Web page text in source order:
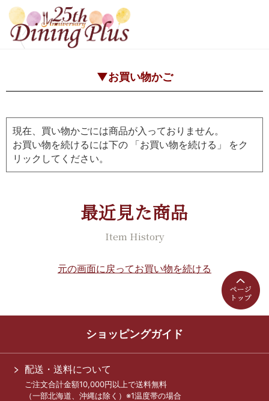
▼お買い物かご
現在、買い物かごには商品が入っておりません。
お買い物を続けるには下の 「お買い物を続ける」 をク
リックしてください。
最近見た商品
Item History
元の画面に戻ってお買い物を続ける
ショッピングガイド
配送・送料について
ご注文合計金額10,000円以上で送料無料
（一部北海道、沖縄は除く）※1温度帯の場合